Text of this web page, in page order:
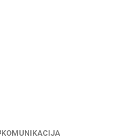
KOMUNIKACIJA